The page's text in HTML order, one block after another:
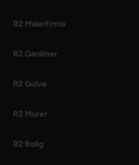
R2 Malerfirma
R2 Gardiner
R2 Gulve
R2 Murer
R2 Bolig